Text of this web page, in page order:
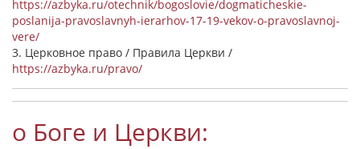
https://azbyka.ru/otechnik/bogoslovie/dogmaticheskie-
poslanija-pravoslavnyh-ierarhov-17-19-vekov-o-pravoslavnoj-
vere/
3. Церковное право / Правила Церкви /
https://azbyka.ru/pravo/
о Боге и Церкви: